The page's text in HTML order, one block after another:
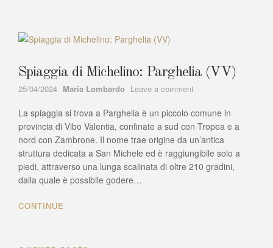
Spiaggia di Michelino: Parghelia (VV)
25/04/2024 Author
Maria Lombardo Leave a comment
di
Michelino:
Parghelia
(VV)
La spiaggia si trova a Parghelia è un piccolo comune in
provincia di Vibo Valentia, confinate a sud con Tropea e a
nord con Zambrone. Il nome trae origine da un’antica
struttura dedicata a San Michele ed è raggiungibile solo a
piedi, attraverso una lunga scalinata di oltre 210 gradini,
dalla quale è possibile godere…
CONTINUE